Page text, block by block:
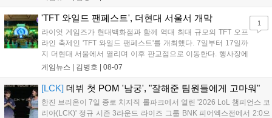
17일까지 이어지는 이번 행사는 신규 세트 체험과 공연 등 다양한 즐길
거리를 제공하며, 이후 현대백화점 판교점에서도 행사가 이어질 예정입
니다. 연말에는 라스베이거스 오픈이 개최됩니다....
'TFT 와일드 팬페스트', 더현대 서울서 개막
라이엇 게임즈가 현대백화점과 함께 역대 최대 규모의 TFT 오프
라인 축제인 'TFT 와일드 팬페스트'를 개최했다. 7일부터 17일까
지 더현대 서울에서 열리며 이후 판교점으로 이동한다. 행사장에
는 체험, 스페셜, 무대 존이 마련됐으며 8일 오후 2시 인비테이셔
연 등 다채로운 일정이 준비되어 있다. 사전 예약은 조기 마감될
만큼 큰 인기를 끌고 있다....
게임뉴스 | 김병호 | 08-07
1
[LCK] 데뷔 첫 POM '남궁', "잘해준 팀원들에게 고마워"
한진 브리온이 7일 종로 치지직 롤파크에서 열린 '2026 LoL 챔피언스 코
리아(LCK)' 정규 시즌 3라운드 라이즈 그룹 BNK 피어엑스전에서 2:0으